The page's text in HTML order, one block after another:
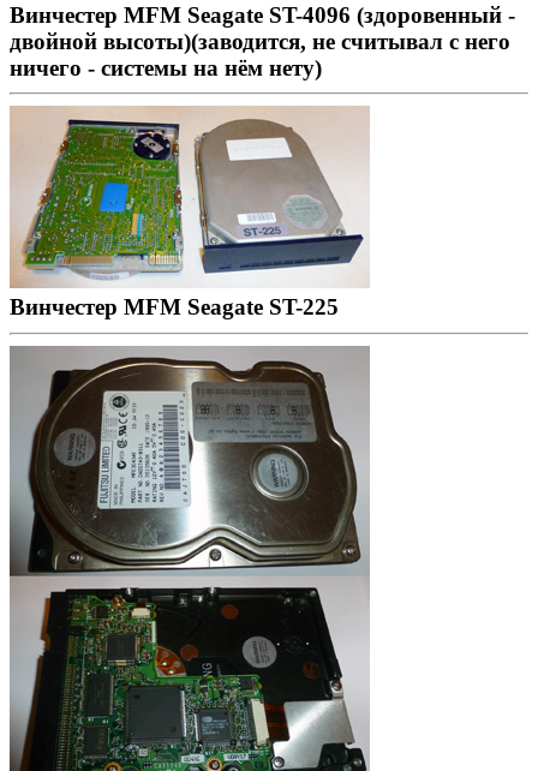
Винчестер MFM Seagate ST-4096 (здоровенный -
двойной высоты)(заводится, не считывал с него
ничего - системы на нём нету)
Винчестер MFM Seagate ST-225